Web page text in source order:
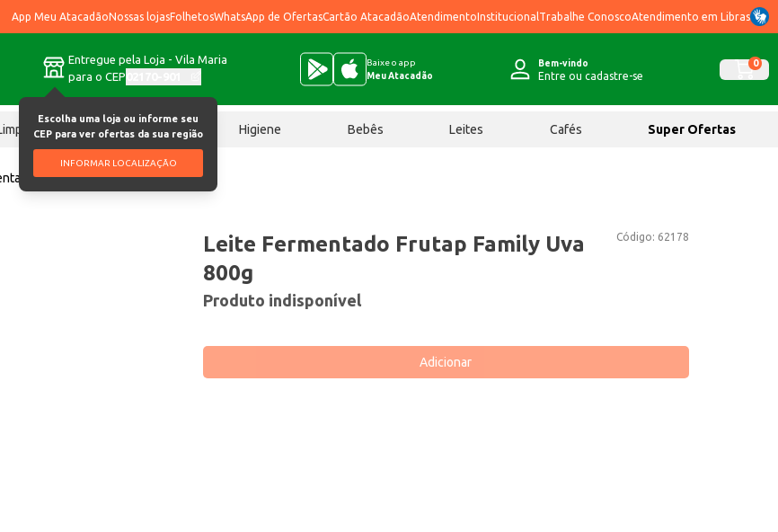
App Meu AtacadãoNossas lojasFolhetosWhatsApp de OfertasCartão AtacadãoAtendimentoInstitucional Trabalhe ConoscoAtendimento em Libras
Entregue pela Loja - Vila Maria
para o CEP
Escolha uma loja ou informe seu
CEP para ver ofertas da sua região
INFORMAR LOCALIZAÇÃO
Baixe o app
Meu Atacadão
Bem-vindo
Entre ou cadastre-se
0
Chocolates Higiene Bebês Leites Cafés Super Ofertas
Frutap Family Uva 800g
Código: 62178
Leite Fermentado Frutap Family Uva
800g
Produto indisponível
Adicionar